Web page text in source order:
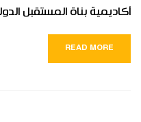
أكاديمية بناة المستقبل
READ MORE